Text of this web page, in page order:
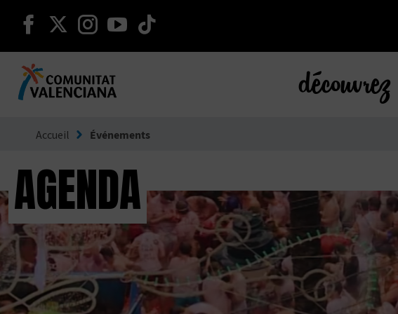
continuer sur facebook
continuer sur twitter
continuer sur instagram
continuer sur youtube
découvrez
Accueil Événements
AGENDA